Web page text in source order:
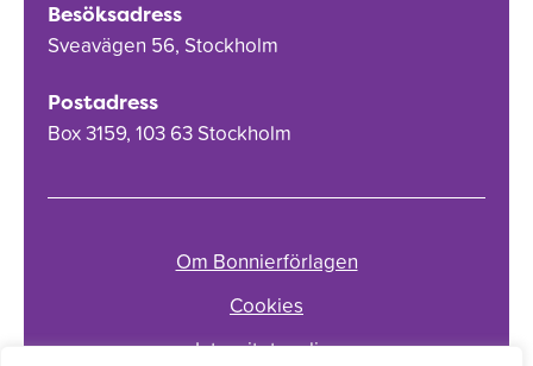
Besöksadress
Sveavägen 56, Stockholm
Postadress
Box 3159, 103 63 Stockholm
Om Bonnierförlagen
Cookies
Integritetspolicy